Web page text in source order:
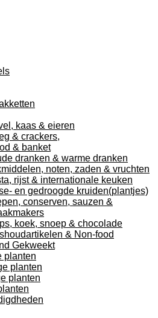
kaas & eieren
& crackers,
& banket
dranken & warme dranken
noten, zaden & vruchten
rijst & internationale keuken
en gedroogde kruiden(plantjes)
conserven, sauzen &
koek, snoep & chocolade
& Non-food
Gekweekt
planten
planten
planten